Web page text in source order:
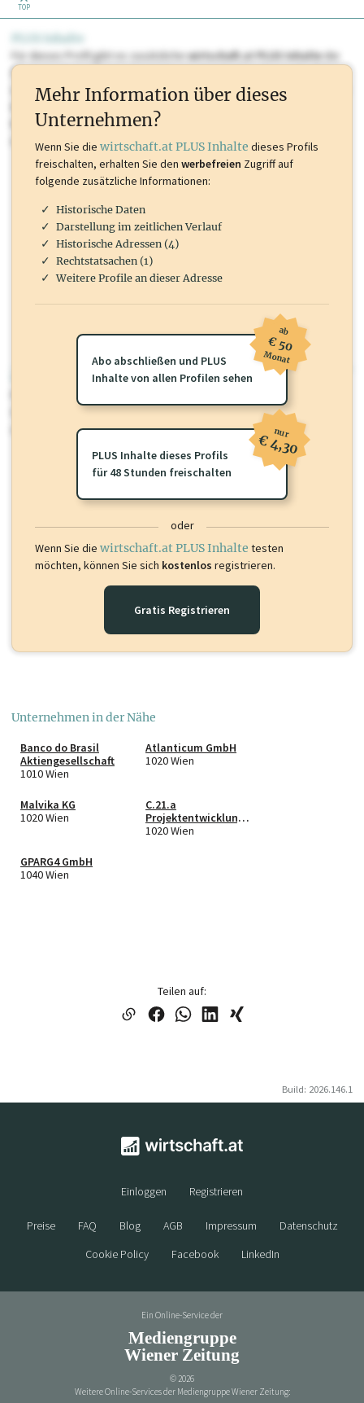
TOP
PLUS Inhalte
Für dieses Profil gibt es zusätzlichewirtschaft.at PLUS Inhaltedie
Sie momentan nicht einsehen können. Schalten Sie dieses Profil frei
oder loggen Sie sich ein um diese Inhalte zu sehen. wirtschaft.at PLUS
Marken, Patente, Rechtstatsachen, OTS-Aussendungen, und viele
mehr.
wirtschaft.at PLUS
Sie momentan nicht einsehen können. Schalten Sie dieses Profil frei
oder loggen Sie sich ein um diese Inhalte zu sehen.
Mehr Information über dieses
Unternehmen?
Wenn Sie die wirtschaft.at PLUS Inhalte dieses Profils
freischalten, erhalten Sie den werbefreien Zugriff auf
folgende zusätzliche Informationen:
Historische Daten
Darstellung im zeitlichen Verlauf
Historische Adressen (4)
Rechtstatsachen (1)
Weitere Profile an dieser Adresse
Abo abschließen und PLUS
Inhalte von allen Profilen sehen
ab
€ 50
Monat
PLUS Inhalte dieses Profils
für 48 Stunden freischalten
nur
€ 4,30
oder
Wenn Sie die wirtschaft.at PLUS Inhalte testen
möchten, können Sie sich kostenlos registrieren.
Gratis Registrieren
Unternehmen in der Nähe
Banco do Brasil
Aktiengesellschaft
1010 Wien
Atlanticum GmbH
1020 Wien
Malvika KG
1020 Wien
C.21.a
Projektentwicklungs
- und
1020 Wien
GPARG4 GmbH
1040 Wien
Teilen auf:
Build: 2026.146.1
Einloggen Registrieren
Preise FAQ Blog AGB Impressum
Datenschutz
Cookie Policy
Facebook LinkedIn
Ein Online-Service der
Mediengruppe
Wiener Zeitung
© 2026
Weitere Online-Services der Mediengruppe Wiener Zeitung: